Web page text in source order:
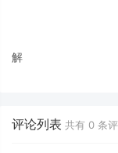
“码”
解
评论列表 共有 0 条